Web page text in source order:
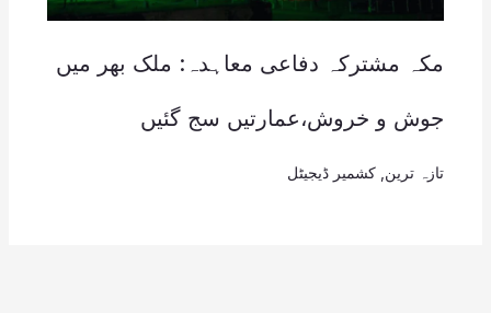
مکہ مشترکہ دفاعی معاہدہ: ملک بھر میں
جوش و خروش،عمارتیں سج گئیں
تازہ ترین کشمیر ڈیجیٹل